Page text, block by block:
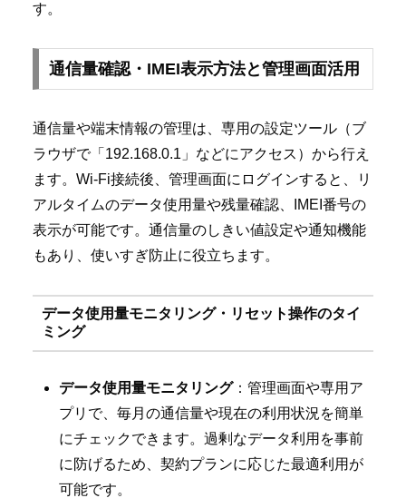
す。
通信量確認・IMEI表示方法と管理画面活用
通信量や端末情報の管理は、専用の設定ツール（ブ
ラウザで「192.168.0.1」などにアクセス）から行え
ます。Wi-Fi接続後、管理画面にログインすると、リ
アルタイムのデータ使用量や残量確認、IMEI番号の
表示が可能です。通信量のしきい値設定や通知機能
もあり、使いすぎ防止に役立ちます。
データ使用量モニタリング・リセット操作のタイ
ミング
データ使用量モニタリング：管理画面や専用ア
プリで、毎月の通信量や現在の利用状況を簡単
にチェックできます。過剰なデータ利用を事前
に防げるため、契約プランに応じた最適利用が
可能です。